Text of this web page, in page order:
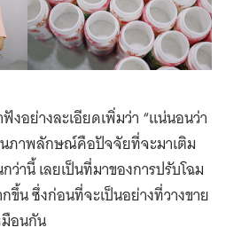
งอย่างละเอียดเพิ่มว่า “แน่นอนว่า
ภาพลักษณ์คือปัจจัยที่จะมาเติม
ว่านี้ เลยเป็นที่มาของการปรับโฉม
น ซึ่งก่อนที่จะเป็นอย่างที่วางขาย
อนกัน